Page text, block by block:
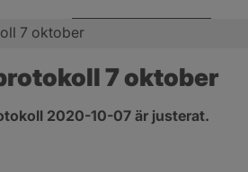
7 oktober
7 oktober
2020-10-07 är justerat.